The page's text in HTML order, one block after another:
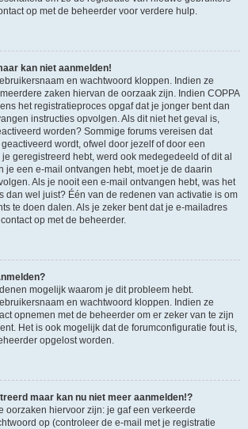
op met de beheerder voor verdere hulp.
kan niet aanmelden!
en wachtwoord kloppen. Indien ze
zaken hiervan de oorzaak zijn. Indien COPPA
het registratieproces opgaf dat je jonger bent dan
instructies opvolgen. Als dit niet het geval is,
worden? Sommige forums vereisen dat
wordt, ofwel door jezelf of door een
geregistreerd hebt, werd ook medegedeeld of dit al
je een e-mail ontvangen hebt, moet je de daarin
Als je nooit een e-mail ontvangen hebt, was het
dan wel juist? Één van de redenen van activatie is om
te doen dalen. Als je zeker bent dat je e-mailadres
op met de beheerder.
mogelijk waarom je dit probleem hebt.
en wachtwoord kloppen. Indien ze
opnemen met de beheerder om er zeker van te zijn
Het is ook mogelijk dat de forumconfiguratie fout is,
opgelost worden.
maar kan nu niet meer aanmelden!?
oorzaken hiervoor zijn: je gaf een verkeerde
op (controleer de e-mail met je registratie